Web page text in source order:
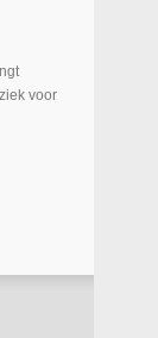
voor